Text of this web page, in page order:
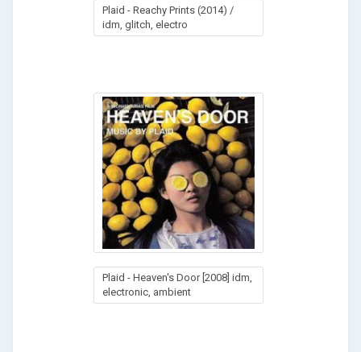
Plaid - Reachy Prints (2014) /
idm, glitch, electro
Plaid - Heaven's Door [2008] idm,
electronic, ambient